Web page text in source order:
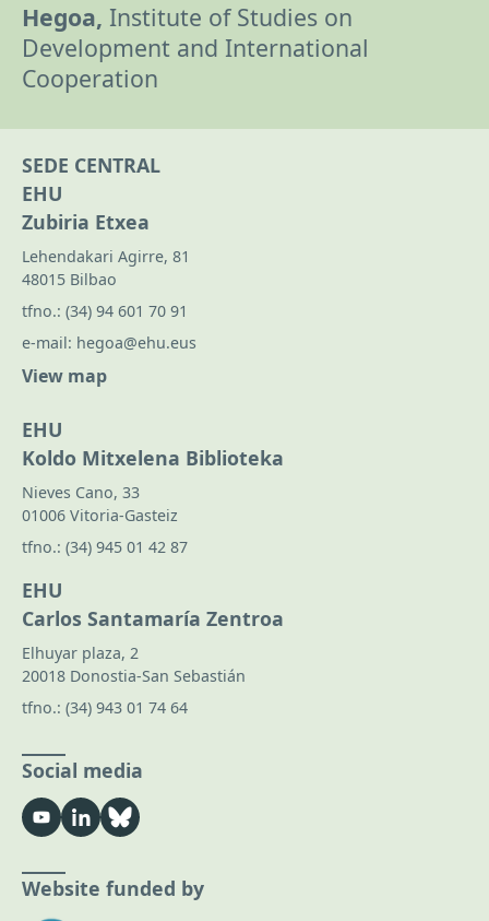
Hegoa, Institute of Studies on
Development and International
Cooperation
SEDE CENTRAL
EHU
Zubiria Etxea
Lehendakari Agirre, 81
48015 Bilbao
tfno.: (34) 94 601 70 91
e-mail: hegoa@ehu.eus
View map
EHU
Koldo Mitxelena Biblioteka
Nieves Cano, 33
01006 Vitoria-Gasteiz
tfno.: (34) 945 01 42 87
EHU
Carlos Santamaría Zentroa
Elhuyar plaza, 2
20018 Donostia-San Sebastián
tfno.: (34) 943 01 74 64
Social media
Website funded by